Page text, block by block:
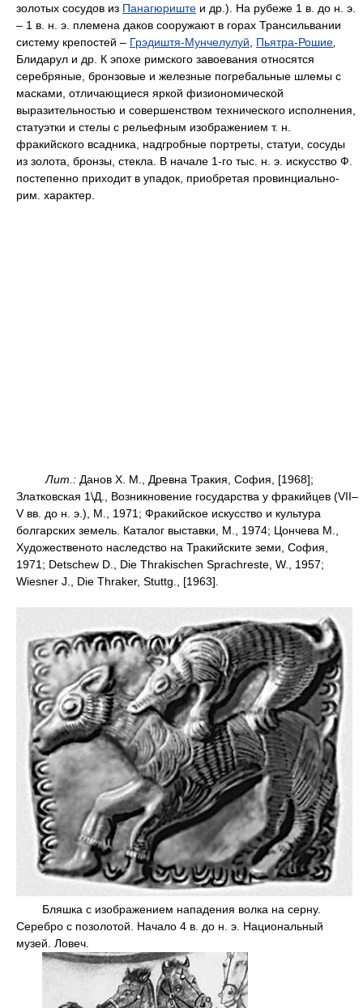
золотых сосудов из Панагюриште и др.). На рубеже 1 в. до н. э.
– 1 в. н. э. племена даков сооружают в горах Трансильвании
систему крепостей – Грэдиштя-Мунчелулуй Пьятра-Рошие
Блидарул и др. К эпохе римского завоевания относятся
серебряные, бронзовые и железные погребальные шлемы с
масками, отличающиеся яркой физиономической
выразительностью и совершенством технического исполнения,
статуэтки и стелы с рельефным изображением т. н.
фракийского всадника, надгробные портреты, статуи, сосуды
из золота, бронзы, стекла. В начале 1-го тыс. н. э. искусство Ф.
постепенно приходит в упадок, приобретая провинциально-
рим. характер.
Лит.: Данов Х. М., Древна Тракия, София, [1968];
Златковская 1\Д., Возникновение государства у фракийцев (VII–
V вв. до н. э.), М., 1971; Фракийское искусство и культура
болгарских земель. Каталог выставки, М., 1974; Цончева М.,
Художественото наследство на Тракийските земи, София,
1971; Detschew D., Die Thrakischen Sprachreste, W., 1957;
Wiesner J., Die Thraker, Stuttg., [1963].
Бляшка с изображением нападения волка на серну.
Серебро с позолотой. Начало 4 в. до н. э. Национальный
музей. Ловеч.